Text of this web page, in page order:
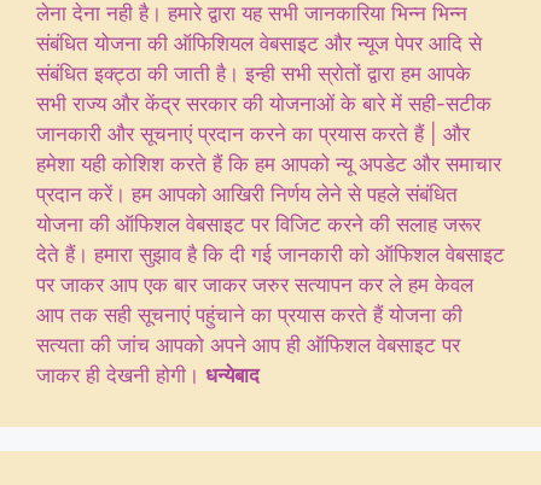
लेना देना नही है। हमारे द्वारा यह सभी जानकारिया भिन्न भिन्न
संबंधित योजना की ऑफिशियल वेबसाइट और न्यूज पेपर आदि से
संबंधित इक्ट्ठा की जाती है। इन्ही सभी स्रोतों द्वारा हम आपके
सभी राज्य और केंद्र सरकार की योजनाओं के बारे में सही-सटीक
जानकारी और सूचनाएं प्रदान करने का प्रयास करते हैं | और
हमेशा यही कोशिश करते हैं कि हम आपको न्यू अपडेट और समाचार
प्रदान करें। हम आपको आखिरी निर्णय लेने से पहले संबंधित
योजना की ऑफिशल वेबसाइट पर विजिट करने की सलाह जरूर
देते हैं। हमारा सुझाव है कि दी गई जानकारी को ऑफिशल वेबसाइट
पर जाकर आप एक बार जाकर जरुर सत्यापन कर ले हम केवल
आप तक सही सूचनाएं पहुंचाने का प्रयास करते हैं योजना की
सत्यता की जांच आपको अपने आप ही ऑफिशल वेबसाइट पर
जाकर ही देखनी होगी। धन्येबाद